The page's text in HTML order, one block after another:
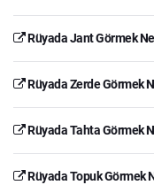
Rüyada Jant Görmek
Rüyada Zerde Görmek
Rüyada Tahta Görmek
Rüyada Topuk Görmek